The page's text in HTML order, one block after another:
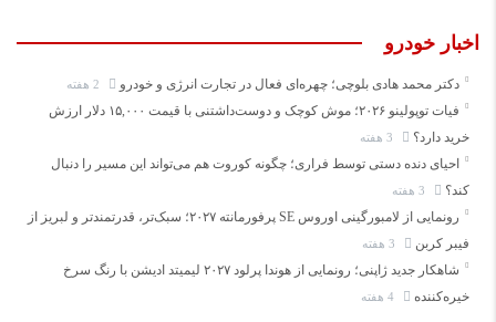
اخبار خودرو
دکتر محمد هادی بلوچی؛ چهره‌ای فعال در تجارت انرژی و خودرو
فیات توپولینو ۲۰۲۶؛ موش کوچک و دوست‌داشتنی با قیمت ۱۵,۰۰۰ دلار ارزش
خرید دارد؟
احیای دنده دستی توسط فراری؛ چگونه کوروت هم می‌تواند این مسیر را دنبال
کند؟
رونمایی از لامبورگینی اوروس SE پرفورمانته ۲۰۲۷؛ سبک‌تر، قدرتمندتر و لبریز از
فیبر کربن
شاهکار جدید ژاپنی؛ رونمایی از هوندا پرلود ۲۰۲۷ لیمیتد ادیشن با رنگ سرخ
خیره‌کننده